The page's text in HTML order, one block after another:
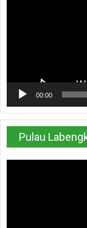
00:00
Pulau